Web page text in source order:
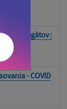
plagátov|
- COVID